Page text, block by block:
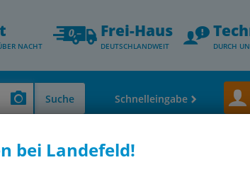
bei Landefeld!
NACHT
Frei-Haus
DEUTSCHLANDWEIT DURCH
Suche Schnelleingabe
Klebstoffe, Normteile & andere) Seile,